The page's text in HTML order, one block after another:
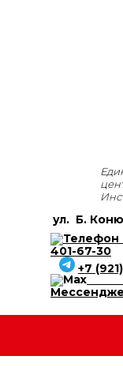
ул. Б.
401-67-30
+7